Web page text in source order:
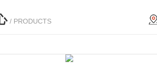
/ PRODUCTS